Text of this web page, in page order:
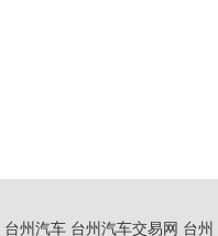
台州汽车 台州汽车交易网 台州